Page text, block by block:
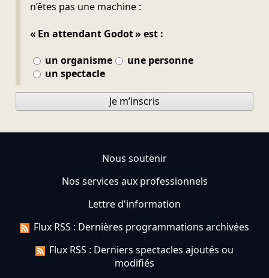
n’êtes pas une machine :
« En attendant Godot » est :
un organisme
une personne
un spectacle
Je m’inscris
Nous soutenir
Nos services aux professionnels
Lettre d'information
Flux RSS : Dernières programmations archivées
Flux RSS : Derniers spectacles ajoutés ou
modifiés